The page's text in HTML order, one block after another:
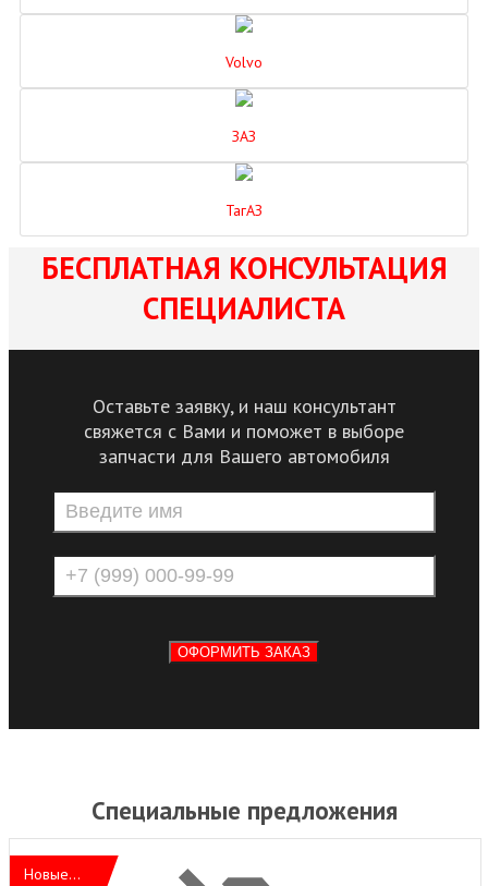
Volvo
ЗАЗ
ТагАЗ
БЕСПЛАТНАЯ КОНСУЛЬТАЦИЯ
СПЕЦИАЛИСТА
Оставьте заявку, и наш консультант
свяжется с Вами и поможет в выборе
запчасти для Вашего автомобиля
Специальные предложения
Новые...